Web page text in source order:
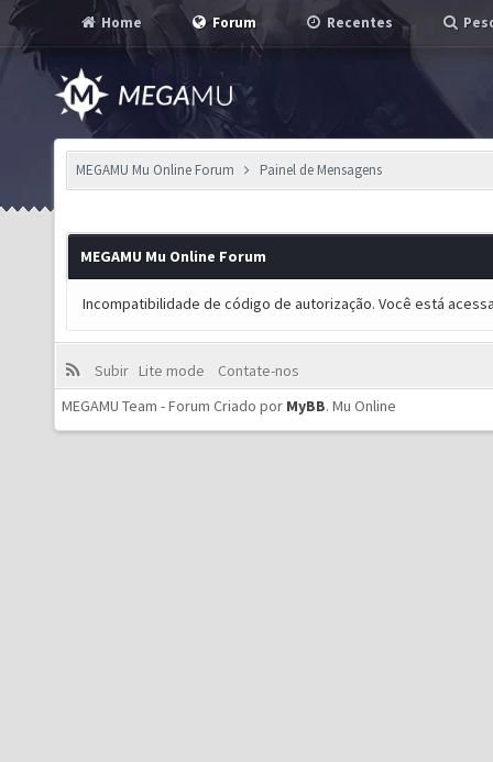
Home Forum Recentes
MEGAMU Mu Online Forum Painel de Mensagens
MEGAMU Mu Online Forum
Incompatibilidade de código de autorização. Você está
Subir Lite mode
Contate-nos
MEGAMU Team - Forum Criado por MyBB. Mu Online